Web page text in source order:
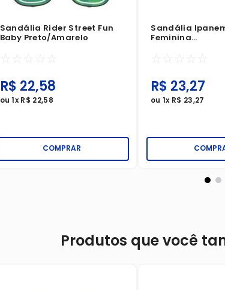
Sandália Rider Street Fun
Baby Preto/Amarelo
☆ ☆ ☆ ☆ ☆
R$ 22,58
ou1xR$ 22,58
COMPRAR
Sandália
Feminina
☆ ☆ ☆ ☆ ☆
R$ 23,27
ou1x R$ 23,27
Produtos que você